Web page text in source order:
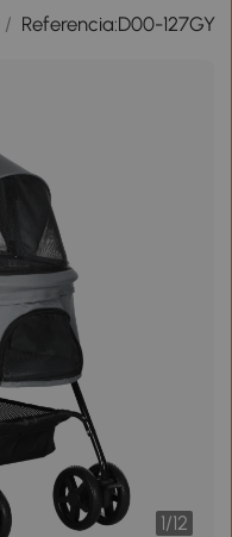
/ Referencia:D00-127GY
1/12